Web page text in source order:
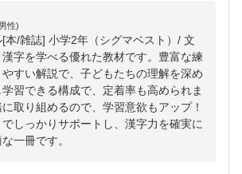
性)
本/雑誌] 小学2年（シグマベスト）/ 文
字を学べる優れた教材です。豊富な練
すい解説で、子どもたちの理解を深め
習できる構成で、定着率も高められま
取り組めるので、学習意欲もアップ！
しっかりサポートし、漢字力を確実に
一冊です。